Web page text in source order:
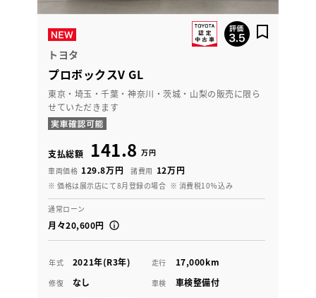
トヨタ
プロボックスV GL
東京・埼玉・千葉・神奈川・茨城・山梨の販売に限ら
せていただきます
支払総額 141.8 万円
車両価格 129.8万円 諸費用 12万円
※ 価格は展示店にて8月登録の場合 ※ 消費税10％込み
通常ローン
月々20,600円
年式 2021年(R3年) 走行 17,000km
修復 なし 車検 車検整備付